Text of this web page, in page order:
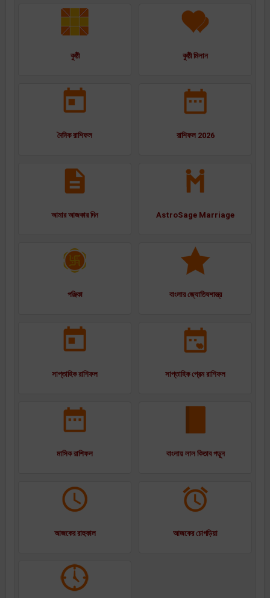
কুষ্ঠী কুষ্ঠী মিলান
দৈনিক রাশিফল রাশিফল 2026
আমার আজকার দিন AstroSage Marriage
পঞ্জিকা বাংলার জ্যোতিষশাস্ত্র
সাপ্তাহিক রাশিফল সাপ্তাহিক প্রেম রাশিফল
মাসিক রাশিফল বাংলায় লাল কিতাব পড়ুন
আজকের রাহুকাল আজকের চোগড়িয়া